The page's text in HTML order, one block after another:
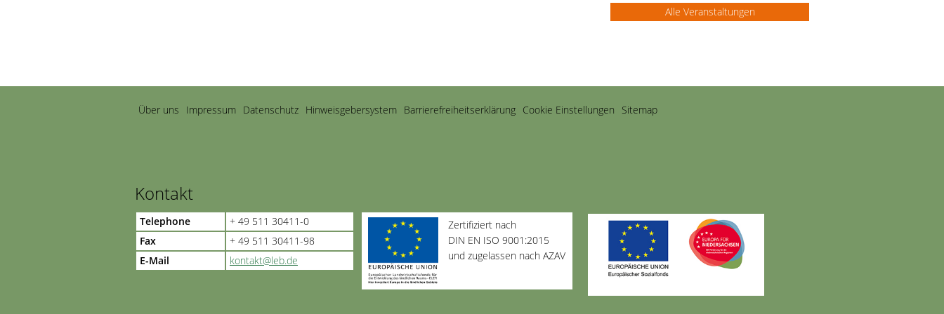
Alle Veranstaltungen
Navigation
überspringen
Über uns Impressum Datenschutz Hinweisgebersystem Barriere­freiheits­erklärung Cookie Einstellungen Sitemap
Kontakt
Telephone
+ 49 511 30411-0
Fax
+ 49 511 30411-98
E-Mail
kontakt@leb.de
Zertifiziert nach
DIN EN ISO 9001:2015
und zugelassen nach AZAV